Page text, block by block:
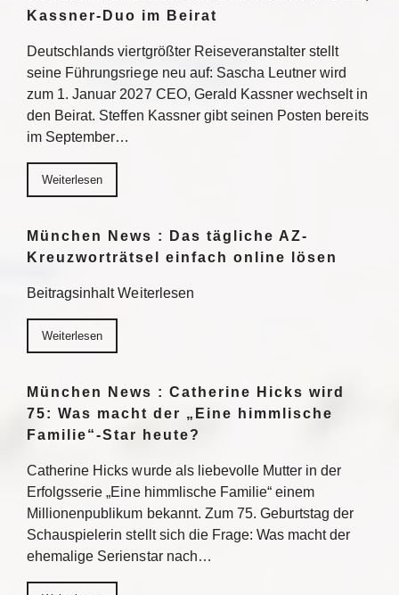
Kassner-Duo im Beirat
Deutschlands viertgrößter Reiseveranstalter stellt
seine Führungsriege neu auf: Sascha Leutner wird
zum 1. Januar 2027 CEO, Gerald Kassner wechselt in
den Beirat. Steffen Kassner gibt seinen Posten bereits
im September…
Weiterlesen
München News : Das tägliche AZ-
Kreuzworträtsel einfach online lösen
Beitragsinhalt Weiterlesen
Weiterlesen
München News : Catherine Hicks wird
75: Was macht der „Eine himmlische
Familie“-Star heute?
Catherine Hicks wurde als liebevolle Mutter in der
Erfolgsserie „Eine himmlische Familie“ einem
Millionenpublikum bekannt. Zum 75. Geburtstag der
Schauspielerin stellt sich die Frage: Was macht der
ehemalige Serienstar nach…